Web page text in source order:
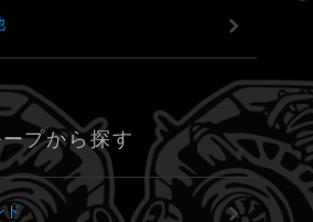
プから探す
ド